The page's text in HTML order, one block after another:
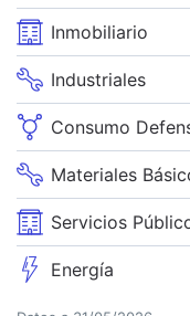
Inmobiliario
Industriales
Consumo
Materiales
Servicios
Energía